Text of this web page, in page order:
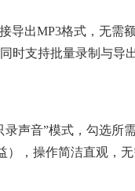
导出MP3格式，无需
时支持批量录制与导
声音”模式，勾选所
，操作简洁直观，无